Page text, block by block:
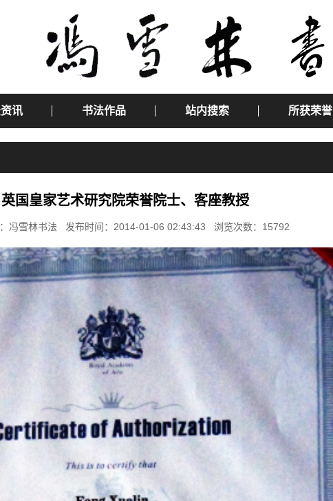
讯 书法作品 站内搜索 所获荣誉
英国皇家艺术研究院荣誉院士、客座教授
冯雪林书法 发布时间：2014-01-06 02:43:43 浏览次数：15792